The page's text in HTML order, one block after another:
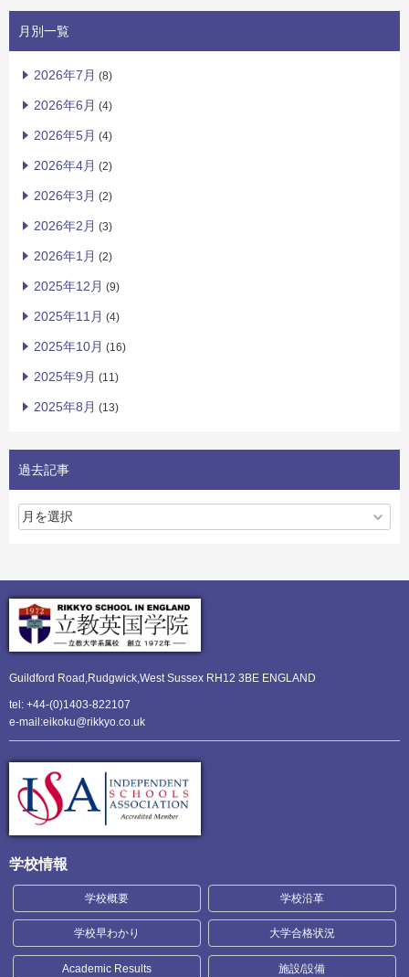
月別一覧
2026年7月 (8)
2026年6月 (4)
2026年5月 (4)
2026年4月 (2)
2026年3月 (2)
2026年2月 (3)
2026年1月 (2)
2025年12月 (9)
2025年11月 (4)
2025年10月 (16)
2025年9月 (11)
2025年8月 (13)
過去記事
Guildford Road,Rudgwick,West Sussex RH12 3BE ENGLAND
tel: +44-(0)1403-822107
e-mail:eikoku@rikkyo.co.uk
学校情報
学校概要 学校沿革
学校早わかり 大学合格状況
Academic Results 施設/設備